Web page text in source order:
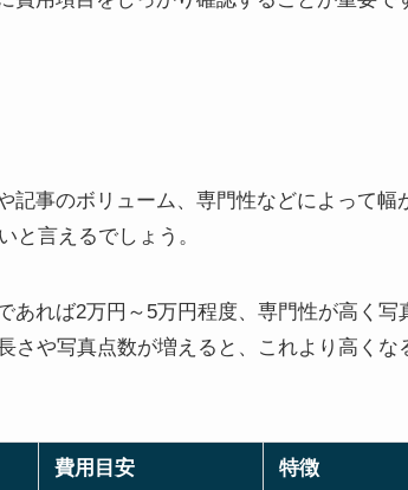
記事のボリューム、専門性などによって幅
と言えるでしょう。
あれば2万円～5万円程度、専門性が高く写
さや写真点数が増えると、これより高くな
費用目安 特徴